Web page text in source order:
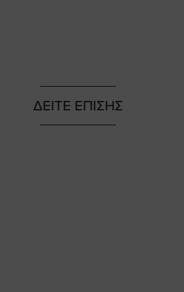
ΔΕΙΤΕ ΕΠΙΣΗΣ